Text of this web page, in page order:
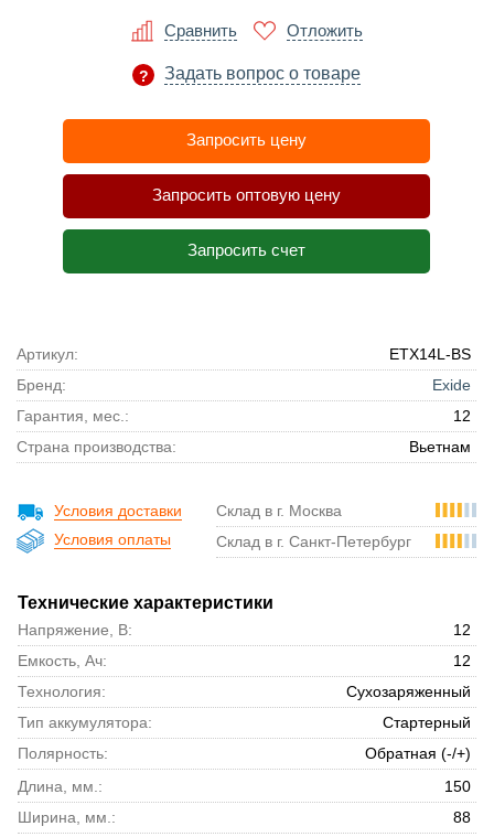
Сравнить Отложить
Задать вопрос о товаре
Запросить цену
Запросить оптовую цену
Запросить счет
Артикул:
ETX14L-BS
Бренд:
Exide
Гарантия, мес.:
12
Страна производства:
Вьетнам
Условия доставки
Условия оплаты
Склад в г. Москва
Склад в г. Санкт-Петербург
Технические характеристики
Напряжение, В:
12
Емкость, Ач:
12
Технология:
Сухозаряженный
Тип аккумулятора:
Стартерный
Полярность:
Обратная (-/+)
Длина, мм.:
150
Ширина, мм.:
88